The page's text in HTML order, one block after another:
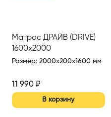
Матрас ДРАЙВ (DRIVE)
1600х2000
Размер: 2000x200x1600 мм
11 990 ₽
В корзину